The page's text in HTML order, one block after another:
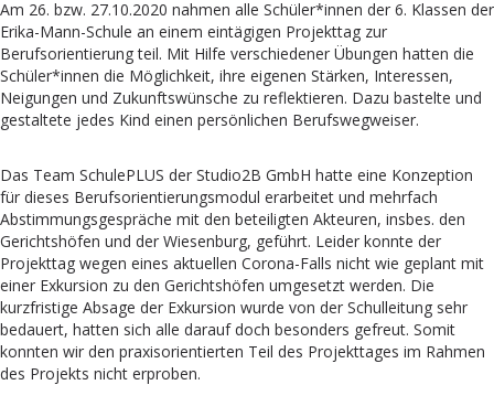
Am 26. bzw. 27.10.2020 nahmen alle Schüler*innen der 6. Klassen der
Erika-Mann-Schule an einem eintägigen Projekttag zur
Berufsorientierung teil. Mit Hilfe verschiedener Übungen hatten die
Schüler*innen die Möglichkeit, ihre eigenen Stärken, Interessen,
Neigungen und Zukunftswünsche zu reflektieren. Dazu bastelte und
gestaltete jedes Kind einen persönlichen Berufswegweiser.
Das Team SchulePLUS der Studio2B GmbH hatte eine Konzeption
für dieses Berufsorientierungsmodul erarbeitet und mehrfach
Abstimmungsgespräche mit den beteiligten Akteuren, insbes. den
Gerichtshöfen und der Wiesenburg, geführt. Leider konnte der
Projekttag wegen eines aktuellen Corona-Falls nicht wie geplant mit
einer Exkursion zu den Gerichtshöfen umgesetzt werden. Die
kurzfristige Absage der Exkursion wurde von der Schulleitung sehr
bedauert, hatten sich alle darauf doch besonders gefreut. Somit
konnten wir den praxisorientierten Teil des Projekttages im Rahmen
des Projekts nicht erproben.